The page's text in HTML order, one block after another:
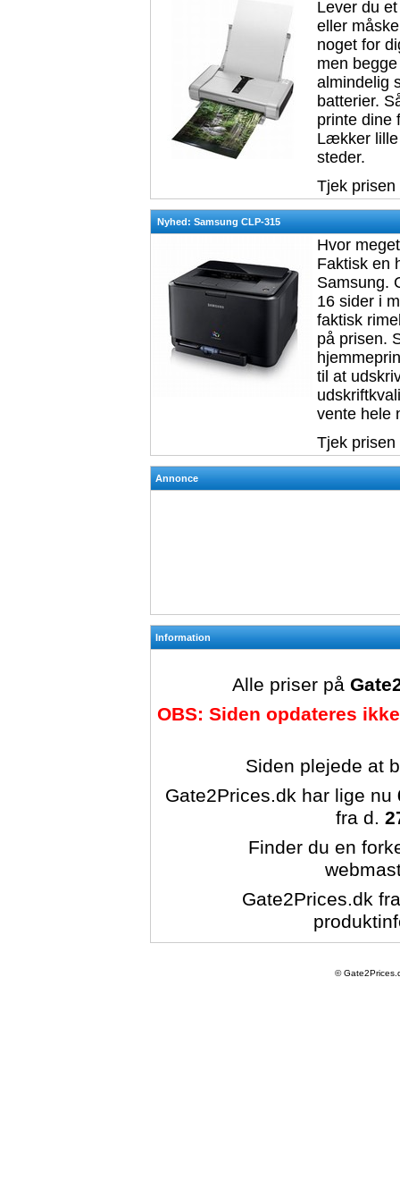
Lever du
eller
noget for
men
almindelig
batterier.
printe dine
Lækker lille
steder.
Tjek
Nyhed: Samsung CLP-315
Hvor
Faktisk en
Samsung.
16 sider i
faktisk
på prisen.
til at
vente hele
Tjek
Annonce
Information
Alle priser på
OBS: Siden opdateres
Siden plejede at
Gate2Prices.dk har lige nu
fra d.
Finder du en
Gate2Prices.dk
©